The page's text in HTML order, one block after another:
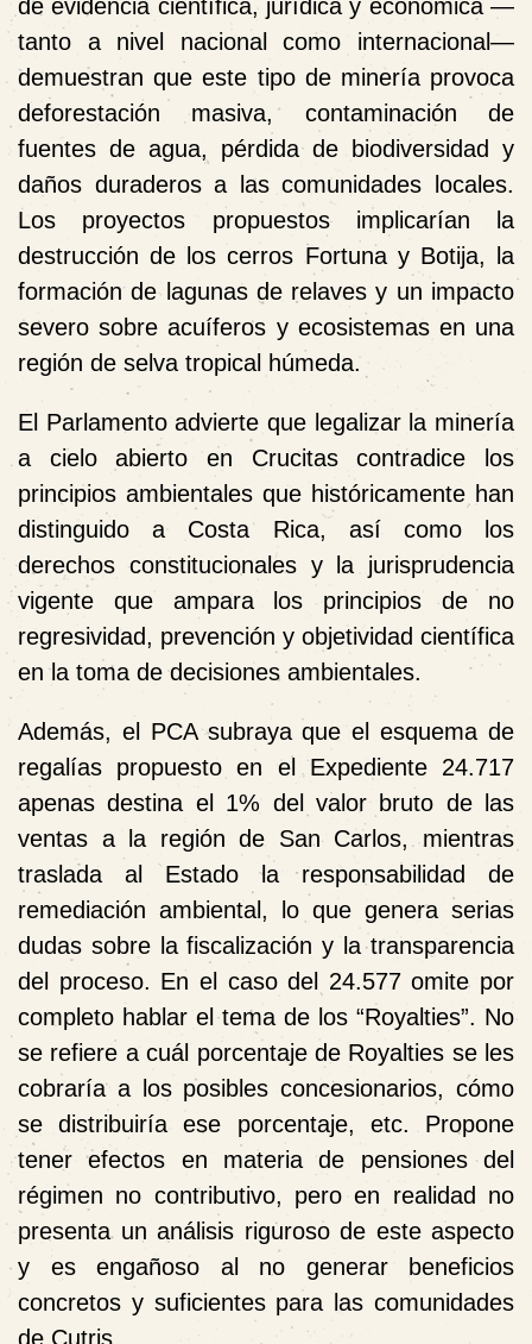
de evidencia científica, jurídica y económica —
tanto a nivel nacional como internacional—
demuestran que este tipo de minería provoca
deforestación masiva, contaminación de
fuentes de agua, pérdida de biodiversidad y
daños duraderos a las comunidades locales.
Los proyectos propuestos implicarían la
destrucción de los cerros Fortuna y Botija, la
formación de lagunas de relaves y un impacto
severo sobre acuíferos y ecosistemas en una
región de selva tropical húmeda.
El Parlamento advierte que legalizar la minería
a cielo abierto en Crucitas contradice los
principios ambientales que históricamente han
distinguido a Costa Rica, así como los
derechos constitucionales y la jurisprudencia
vigente que ampara los principios de no
regresividad, prevención y objetividad científica
en la toma de decisiones ambientales.
Además, el PCA subraya que el esquema de
regalías propuesto en el Expediente 24.717
apenas destina el 1% del valor bruto de las
ventas a la región de San Carlos, mientras
traslada al Estado la responsabilidad de
remediación ambiental, lo que genera serias
dudas sobre la fiscalización y la transparencia
del proceso. En el caso del 24.577 omite por
completo hablar el tema de los “Royalties”. No
se refiere a cuál porcentaje de Royalties se les
cobraría a los posibles concesionarios, cómo
se distribuiría ese porcentaje, etc. Propone
tener efectos en materia de pensiones del
régimen no contributivo, pero en realidad no
presenta un análisis riguroso de este aspecto
y es engañoso al no generar beneficios
concretos y suficientes para las comunidades
de Cutris.